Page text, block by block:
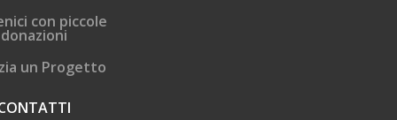
con piccole
donazioni
un Progetto